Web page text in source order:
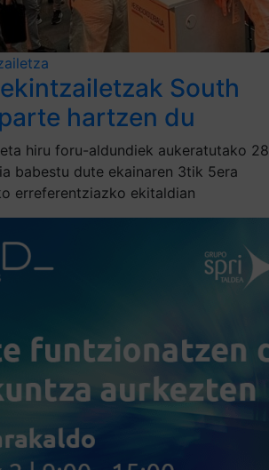
South
hartzen du
hiru foru-aldundiek aukeratutako 28
babestu dute ekainaren 3tik 5era
erreferentziazko ekitaldian